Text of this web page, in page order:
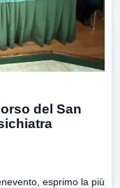
del San
esprimo la più